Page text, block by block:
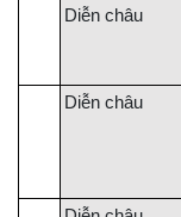
Diễn châu
Diễn châu